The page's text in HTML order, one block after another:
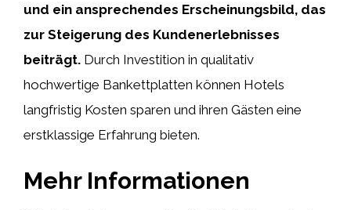
und ein ansprechendes Erscheinungsbild, das
zur Steigerung des Kundenerlebnisses
beiträgt. Durch Investition in qualitativ
hochwertige Bankettplatten können Hotels
langfristig Kosten sparen und ihren Gästen eine
erstklassige Erfahrung bieten.
Mehr Informationen